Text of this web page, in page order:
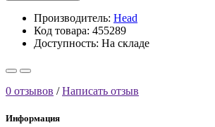
Производитель: Head
Код товара: 455289
Доступность: На складе
0 отзывов /Написать отзыв
Информация